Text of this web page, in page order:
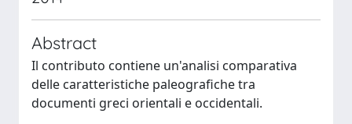
Abstract
Il contributo contiene un'analisi comparativa
delle caratteristiche paleografiche tra
documenti greci orientali e occidentali.